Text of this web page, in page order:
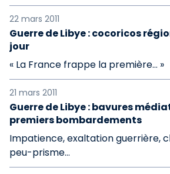
22 mars 2011
Guerre de Libye : cocoricos
jour
« La France frappe la première… »
21 mars 2011
Guerre de Libye : bavures
premiers bombardements
Impatience, exaltation guerrière,
peu-prisme…